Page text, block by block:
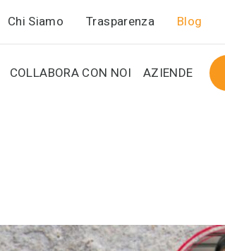
Chi Siamo Trasparenza Blog
COLLABORA CON NOI AZIENDE